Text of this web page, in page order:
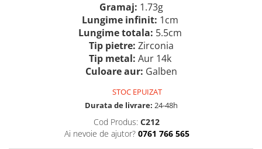
Gramaj: 1.73g
Lungime infinit: 1cm
Lungime totala: 5.5cm
Tip pietre: Zirconia
Tip metal: Aur 14k
Culoare aur: Galben
STOC EPUIZAT
Durata de livrare: 24-48h
Cod Produs: C212
Ai nevoie de ajutor? 0761 766 565